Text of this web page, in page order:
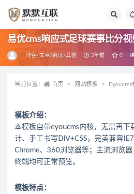
易优cms响应式足球赛事比分
博客/文章/资讯/其他 3年前 0
当前位置： 首页 网站模板 Eyoucms
模板介绍：
本模板自带eyoucms内核，无需再下
计、手工书写DIV+CSS，完美兼容
Chrome、360浏览器等；主流浏览
终端均可正常预览。
模板特点：